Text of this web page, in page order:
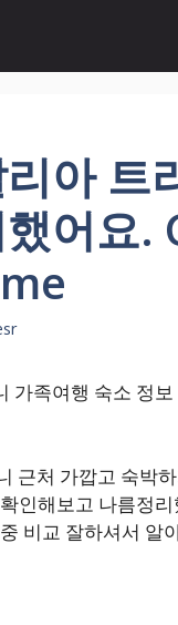
아 트
어요
가족여행 숙소 정
근처 가깝고 숙박
인해보고 나름정
비교 잘하셔서 알